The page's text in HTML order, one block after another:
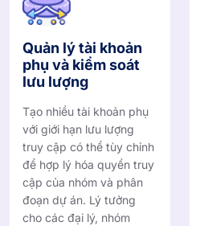
Quản lý tài khoản
phụ và kiểm soát
lưu lượng
Tạo nhiều tài khoản phụ
với giới hạn lưu lượng
truy cập có thể tùy chỉnh
để hợp lý hóa quyền truy
cập của nhóm và phân
đoạn dự án. Lý tưởng
cho các đại lý, nhóm